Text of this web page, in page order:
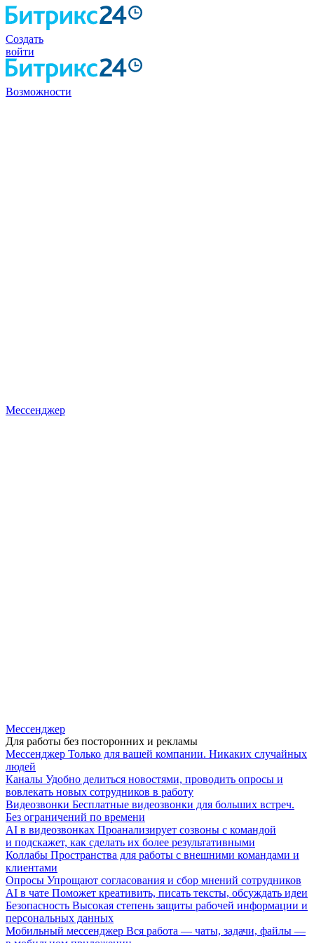
Создать
войти
Возможности
Мессенджер
Мессенджер
Для работы без посторонних и рекламы
Мессенджер Только для вашей компании. Никаких случайных
людей
Каналы Удобно делиться новостями, проводить опросы и
вовлекать новых сотрудников в работу
Видеозвонки Бесплатные видеозвонки для больших встреч.
Без ограничений по времени
AI в видеозвонках Проанализирует созвоны с командой
и подскажет, как сделать их более результативными
Коллабы Пространства для работы с внешними командами и
клиентами
Опросы Упрощают согласования и сбор мнений сотрудников
AI в чате Поможет креативить, писать тексты, обсуждать идеи
Безопасность Высокая степень защиты рабочей информации и
персональных данных
Мобильный мессенджер Вся работа — чаты, задачи, файлы —